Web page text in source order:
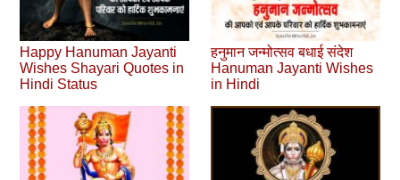
Happy Hanuman Jayanti
Wishes Shayari Quotes in
Hindi Status
हनुमान जन्मोत्सव बधाई संदेश
Hanuman Jayanti Wishes
in Hindi